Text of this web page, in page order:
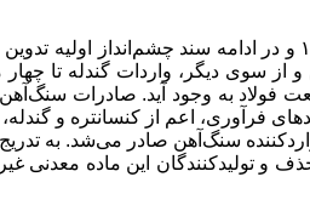
طرح جامع فولاد با هدف دستیابی به جایگاه هفتم تولید فولاد در دنیا و ایجاد
فولاد به وجود آید. صادرات
فرآوری، اعم از کنسانتره و
سنگ‌آهن صادر می‌شد. به
و تولیدکنندگان این ماده معدنی